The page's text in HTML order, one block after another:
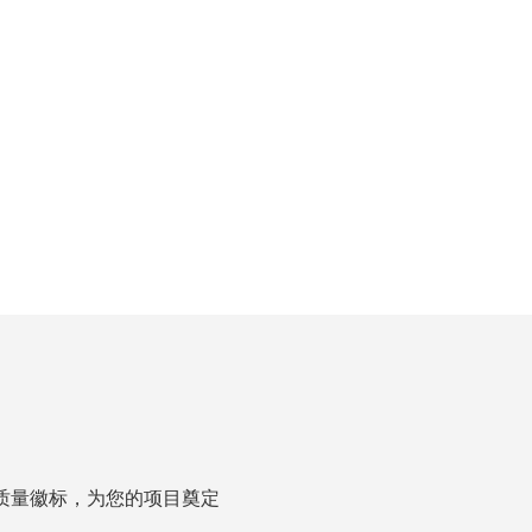
量徽标，为您的项目奠定